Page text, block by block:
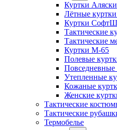
Куртки Аляски
Лётные
Куртки
Тактические
Тактические
Куртки М-65
Полевые
Повседневные
Утепленные
Кожаные
Женские
Тактические
Тактические
Термобелье